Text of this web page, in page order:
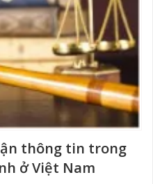
thông tin trong
ở Việt Nam